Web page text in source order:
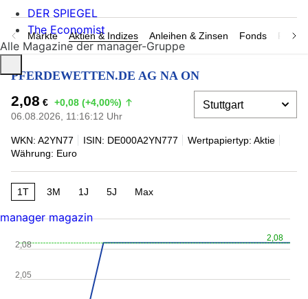
Märkte Aktien & Indizes Anleihen & Zinsen Fonds
PFERDEWETTEN.DE AG NA ON
2,08 € +0,08 (+4,00%)
06.08.2026, 11:16:12 Uhr
WKN: A2YN77 ISIN: DE000A2YN777
Wertpapiertyp: Aktie
Währung: Euro
1T 3M 1J 5J Max
2,08
2,05
2,08
DER SPIEGEL
The Economist
Alle Magazine der manager-Gruppe
manager magazin